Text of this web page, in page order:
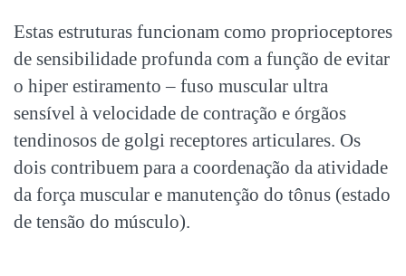
Estas estruturas funcionam como proprioceptores
de sensibilidade profunda com a função de evitar
o hiper estiramento – fuso muscular ultra
sensível à velocidade de contração e órgãos
tendinosos de golgi receptores articulares. Os
dois contribuem para a coordenação da atividade
da força muscular e manutenção do tônus (estado
de tensão do músculo).